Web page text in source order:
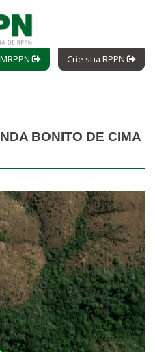
Crie sua RPPN
BONITO DE CIMA